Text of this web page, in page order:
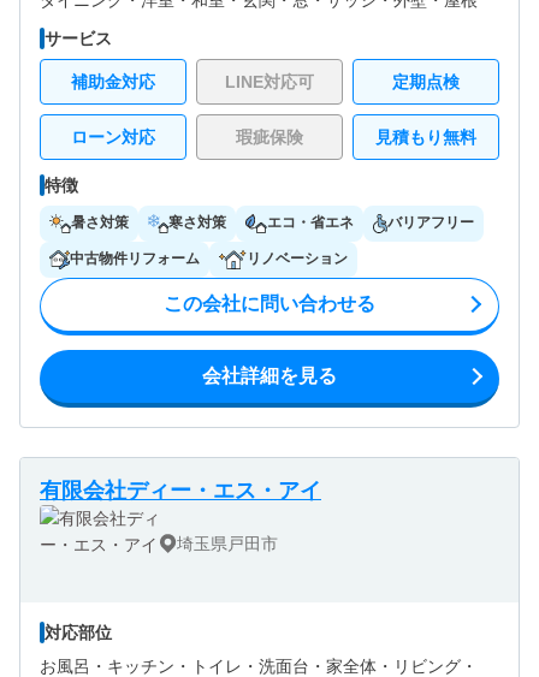
サービス
補助金対応 LINE対応可 定期点検
ローン対応 瑕疵保険 見積もり無料
特徴
暑さ対策 寒さ対策 エコ・省エネ バリアフリー
中古物件リフォーム リノベーション
この会社に問い合わせる
会社詳細を見る
有限会社ディー・エス・アイ
埼玉県戸田市
対応部位
お風呂・ キッチン・ トイレ・ 洗面台・ 家全体・ リビング・